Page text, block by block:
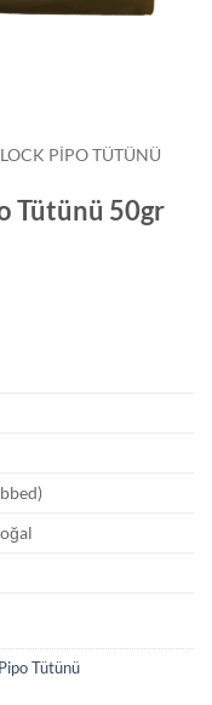
PIPO TÜTÜNÜ
Tütünü 50gr
Pipo Tütünü